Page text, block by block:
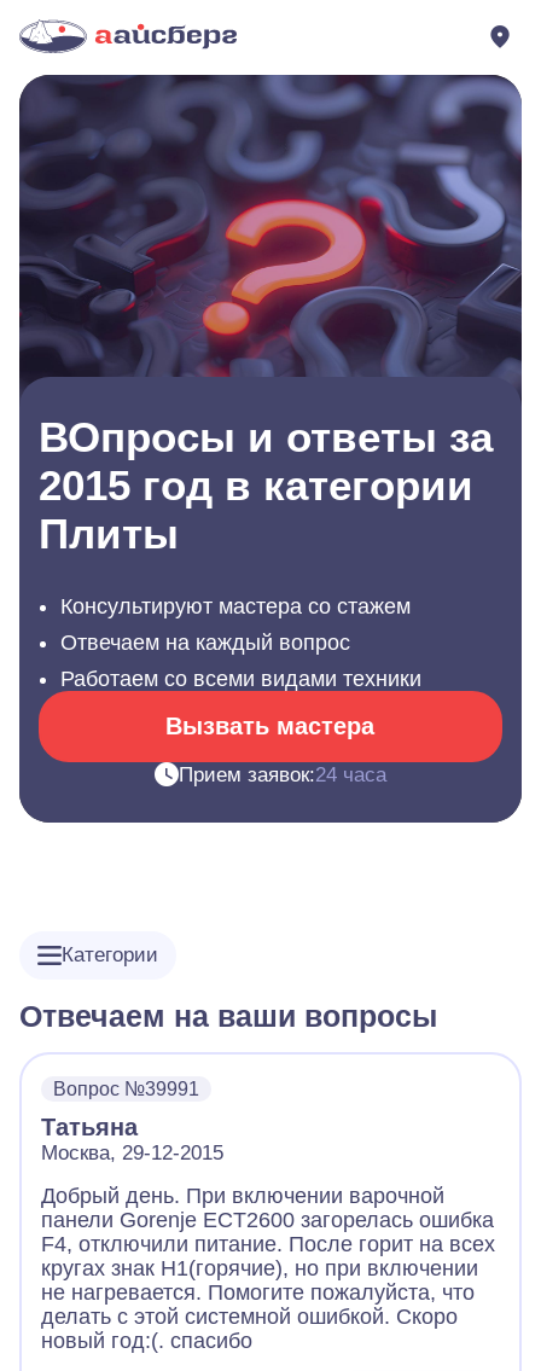
ВОпросы и ответы за
2015 год в категории
Плиты
Консультируют мастера со стажем
Отвечаем на каждый вопрос
Работаем со всеми видами техники
Вызвать мастера
Прием заявок:24 часа
Категории
Отвечаем на ваши вопросы
Вопрос №39991
Татьяна
Москва, 29-12-2015
Добрый день. При включении варочной
панели Gorenje ECT2600 загорелась ошибка
F4, отключили питание. После горит на всех
кругах знак Н1(горячие), но при включении
не нагревается. Помогите пожалуйста, что
делать с этой системной ошибкой. Скоро
новый год:(. спасибо